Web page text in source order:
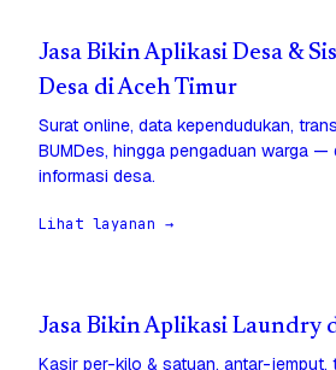
Jasa Bikin Aplikasi Desa &
Desa di Aceh Timur
Surat online, data kependudukan,
BUMDes, hingga pengaduan warga —
informasi desa.
Lihat layanan →
Jasa Bikin Aplikasi Laundry
Kasir per-kilo & satuan, antar-jemput,